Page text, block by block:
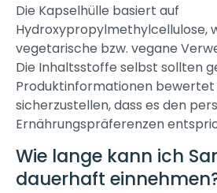
Die Kapselhülle basiert auf
Hydroxypropylmethylcellulose,
vegetarische bzw. vegane
Die Inhaltsstoffe selbst sollten
Produktinformationen bewertet
sicherzustellen, dass es den
Ernährungspräferenzen
Wie lange kann ich
dauerhaft